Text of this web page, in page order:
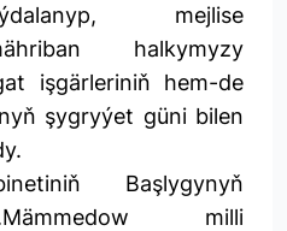
mejlise
halkymyzy
işgärleriniň hem-de
şygryýet güni bilen
Başlygynyň
milli